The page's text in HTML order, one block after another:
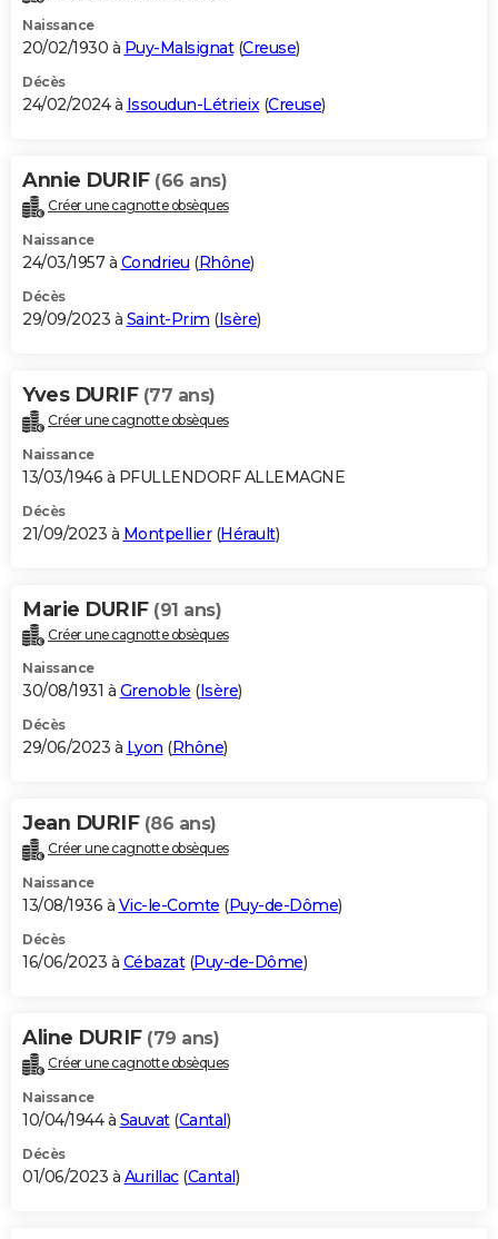
Naissance
20/02/1930 à Puy-Malsignat(Creuse)
Décès
24/02/2024 à Issoudun-Létrieix(Creuse)
Annie DURIF (66 ans)
Créer une cagnotte obsèques
Naissance
24/03/1957 à Condrieu (Rhône)
Décès
29/09/2023 à Saint-Prim (Isère)
Yves DURIF (77 ans)
Créer une cagnotte obsèques
Naissance
13/03/1946 à PFULLENDORF ALLEMAGNE
Décès
21/09/2023 à Montpellier(Hérault)
Marie DURIF (91 ans)
Créer une cagnotte obsèques
Naissance
30/08/1931 à Grenoble (Isère)
Décès
29/06/2023 à Lyon (Rhône)
Jean DURIF (86 ans)
Créer une cagnotte obsèques
Naissance
13/08/1936 à Vic-le-Comte (Puy-de-Dôme)
Décès
16/06/2023 à Cébazat(Puy-de-Dôme)
Aline DURIF (79 ans)
Créer une cagnotte obsèques
Naissance
10/04/1944 à Sauvat(Cantal)
Décès
01/06/2023 à Aurillac(Cantal)